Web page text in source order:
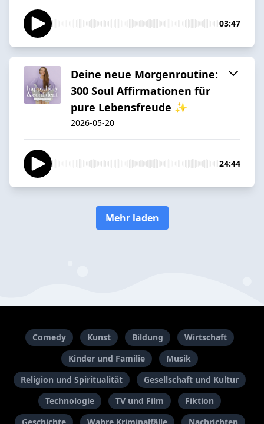
03:47
Deine neue Morgenroutine:
300 Soul Affirmationen für
pure Lebensfreude ✨
2026-05-20
24:44
Mehr laden
Comedy Kunst Bildung
Wirtschaft
Kinder und Familie
Musik
Religion und Spiritualität
Gesellschaft und Kultur
Technologie
TV und Film
Fiktion